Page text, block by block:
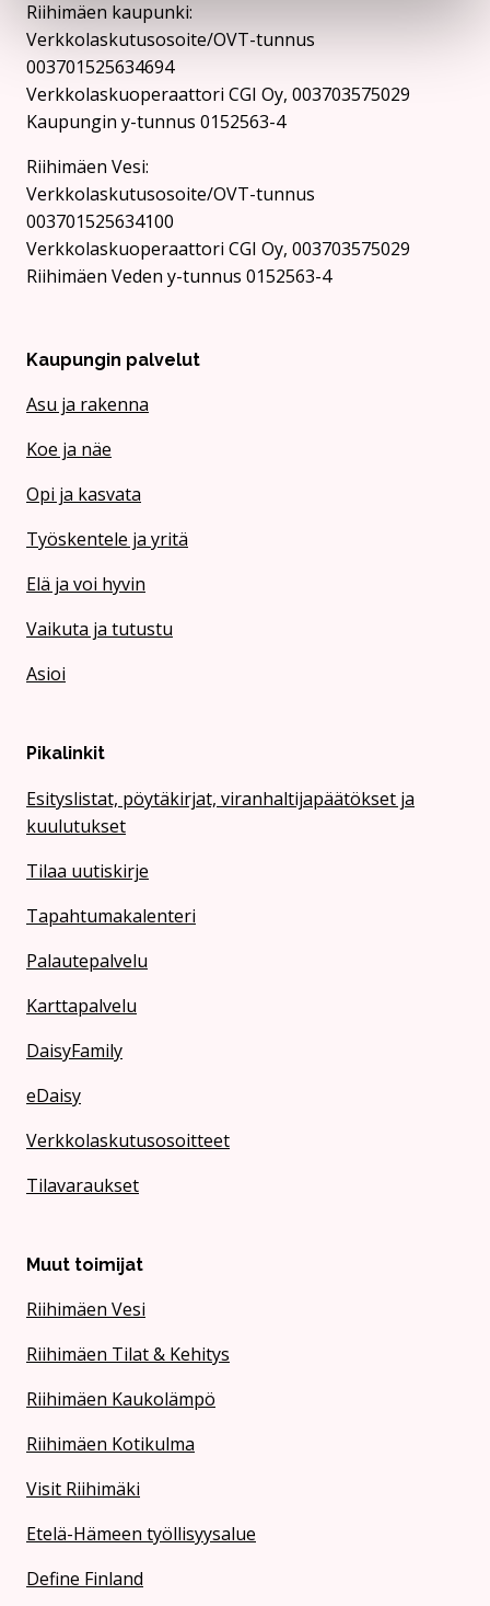
Riihimäen kaupunki:
Verkkolaskutusosoite/OVT-tunnus
003701525634694
Verkkolaskuoperaattori CGI Oy, 003703575029
Kaupungin y-tunnus 0152563-4
Rii­hi­mäen Vesi:
Verkkolaskutusosoite/OVT-tunnus
003701525634100
Verkkolaskuoperaattori CGI Oy, 003703575029
Riihimäen Veden y-tunnus 0152563-4
Kaupungin palvelut
Asu ja rakenna
Koe ja näe
Opi ja kasvata
Työskentele ja yritä
Elä ja voi hyvin
Vaikuta ja tutustu
Asioi
Pikalinkit
Esityslistat, pöytäkirjat, viranhaltijapäätökset ja
kuulutukset
Tilaa uutiskirje
Tapahtumakalenteri
Palautepalvelu
Karttapalvelu
DaisyFamily
eDaisy
Verkkolaskutusosoitteet
Tilavaraukset
Muut toimijat
Riihimäen Vesi
Riihimäen Tilat & Kehitys
Riihimäen Kaukolämpö
Riihimäen Kotikulma
Visit Riihimäki
Etelä-Hämeen työllisyysalue
Define Finland